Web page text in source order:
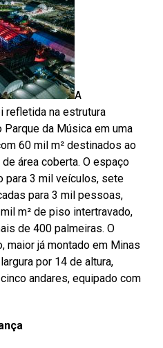
A
refletida na estrutura
da Música em uma
60 mil m² destinados ao
área coberta. O espaço
para 3 mil veículos, sete
para 3 mil pessoas,
m² de piso intertravado,
de 400 palmeiras. O
maior já montado em Minas
por 14 de altura,
andares, equipado com